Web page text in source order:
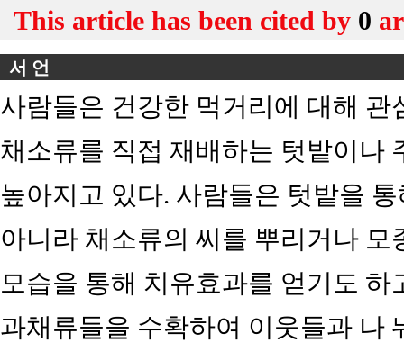
This article has been cited by 0
서 언
사람들은 건강한 먹거리에 대해
채소류를 직접 재배하는 텃밭이나
높아지고 있다. 사람들은 텃밭을
아니라 채소류의 씨를 뿌리거나
모습을 통해 치유효과를 얻기도 하
과채류들을 수확하여 이웃들과 나